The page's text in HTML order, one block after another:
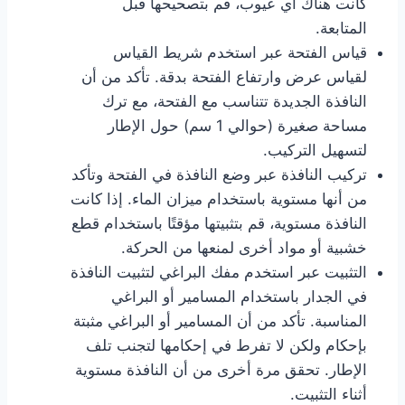
كانت هناك أي عيوب، قم بتصحيحها قبل
المتابعة.
قياس الفتحة عبر استخدم شريط القياس
لقياس عرض وارتفاع الفتحة بدقة. تأكد من أن
النافذة الجديدة تتناسب مع الفتحة، مع ترك
مساحة صغيرة (حوالي 1 سم) حول الإطار
لتسهيل التركيب.
تركيب النافذة عبر وضع النافذة في الفتحة وتأكد
من أنها مستوية باستخدام ميزان الماء. إذا كانت
النافذة مستوية، قم بتثبيتها مؤقتًا باستخدام قطع
خشبية أو مواد أخرى لمنعها من الحركة.
التثبيت عبر استخدم مفك البراغي لتثبيت النافذة
في الجدار باستخدام المسامير أو البراغي
المناسبة. تأكد من أن المسامير أو البراغي مثبتة
بإحكام ولكن لا تفرط في إحكامها لتجنب تلف
الإطار. تحقق مرة أخرى من أن النافذة مستوية
أثناء التثبيت.